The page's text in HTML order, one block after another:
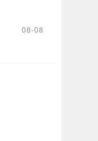
08-08